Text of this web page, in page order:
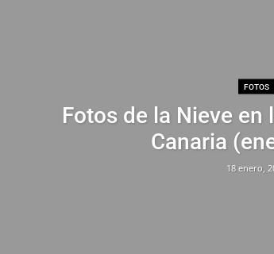
FOTOS
Fotos de la Nieve en
Canaria
18 enero,